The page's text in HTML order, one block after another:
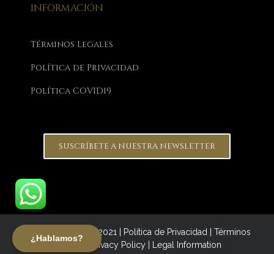
¿Hablamos?
INFORMACIÓN
Términos Legales
Política de Privacidad
Política COVID19
SUSCRÍBETE A NUESTRA NEWSLETTER
Focus on Women 2021 | Política de Privacidad
Términos
Privacy Policy Legal Information